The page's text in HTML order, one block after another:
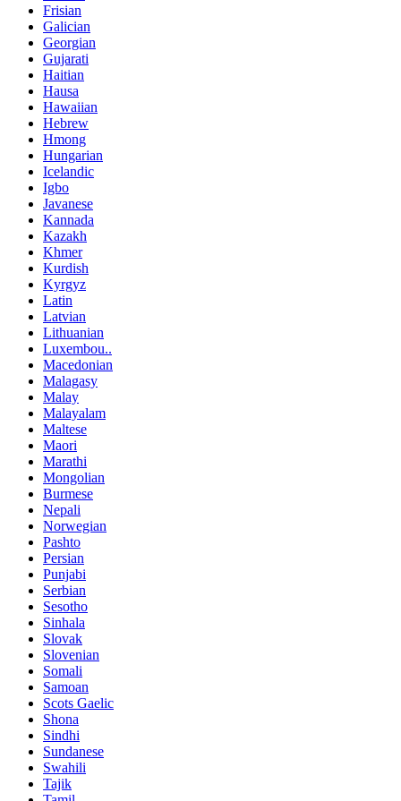
Frisian
Galician
Georgian
Gujarati
Haitian
Hausa
Hawaiian
Hebrew
Hmong
Hungarian
Icelandic
Igbo
Javanese
Kannada
Kazakh
Khmer
Kurdish
Kyrgyz
Latin
Latvian
Lithuanian
Luxembou..
Macedonian
Malagasy
Malay
Malayalam
Maltese
Maori
Marathi
Mongolian
Burmese
Nepali
Norwegian
Pashto
Persian
Punjabi
Serbian
Sesotho
Sinhala
Slovak
Slovenian
Somali
Samoan
Scots Gaelic
Shona
Sindhi
Sundanese
Swahili
Tajik